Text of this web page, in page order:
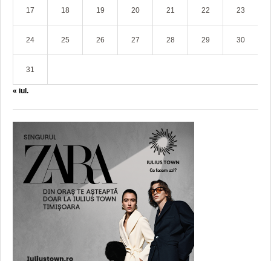
17 18 19 20 21 22 23
24 25 26 27 28 29 30
31
« iul.